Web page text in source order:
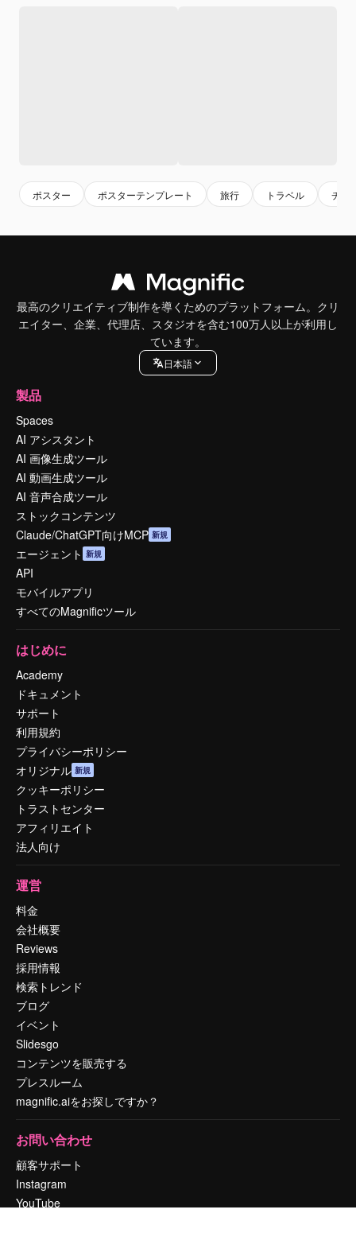
ポスター ポスターテンプレート 旅行 トラベル チラ
最高のクリエイティブ制作を導くためのプラットフォーム。クリ
エイター、企業、代理店、スタジオを含む100万人以上が利用し
ています。
日本語
製品
Spaces
AI アシスタント
AI 画像生成ツール
AI 動画生成ツール
AI 音声合成ツール
ストックコンテンツ
Claude/ChatGPT向けMCP 新規
エージェント 新規
API
モバイルアプリ
すべてのMagnificツール
はじめに
Academy
ドキュメント
サポート
利用規約
プライバシーポリシー
オリジナル 新規
クッキーポリシー
トラストセンター
アフィリエイト
法人向け
運営
料金
会社概要
Reviews
採用情報
検索トレンド
ブログ
イベント
Slidesgo
コンテンツを販売する
プレスルーム
magnific.aiをお探しですか？
お問い合わせ
顧客サポート
Instagram
YouTube